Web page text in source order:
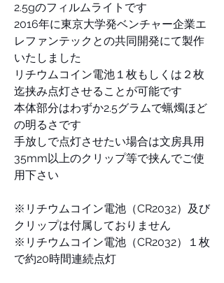
2.5gのフィルムライトです
2016年に東京大学発ベンチャー企業エ
レファンテックとの共同開発にて製作
いたしました
リチウムコイン電池１枚もしくは２枚
迄挟み点灯させることが可能です
本体部分はわずか2.5グラムで蝋燭ほど
の明るさです
手放しで点灯させたい場合は文房具用
35mm以上のクリップ等で挟んでご使
用下さい
※リチウムコイン電池（CR2032）及び
クリップは付属しておりません
※リチウムコイン電池（CR2032）１枚
で約20時間連続点灯